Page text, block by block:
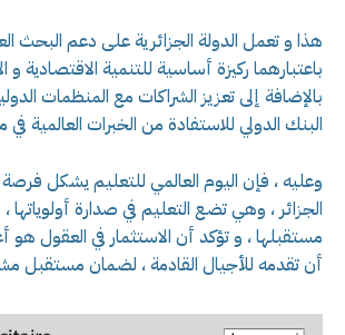
هذا و تعمل الدولة الجزائرية على دعم البحث
باعتبارهما ركيزة أساسية للتنمية الاقتصادية و
بالإضافة إلى تعزيز الشراكات مع المنظمات
البنك الدولي للاستفادة من الخبرات العالمية
وعليه ، فإن اليوم العالمي للتعليم يشكل
الجزائر ، وهي تضع التعليم في صدارة أولوياتها
مستقبلها ، و تؤكد أن الاستثمار في العقول
أن تقدمه للأجيال القادمة ، لضمان مستقبل